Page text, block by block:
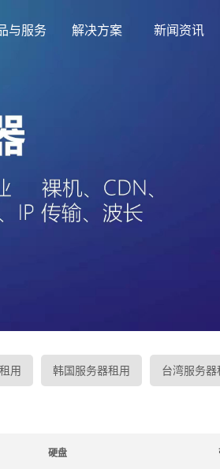
与服务 解决方案 新闻资讯
用 韩国服务器租用 台湾服务器
硬盘